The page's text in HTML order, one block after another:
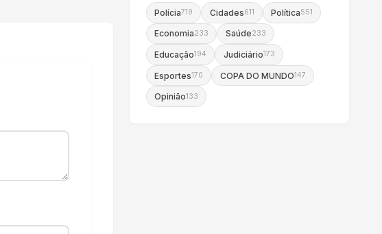
Polícia719 Cidades611 Política551
Economia233 Saúde233
Educação194 Judiciário173
Esportes170 COPA DO MUNDO147
Opinião133